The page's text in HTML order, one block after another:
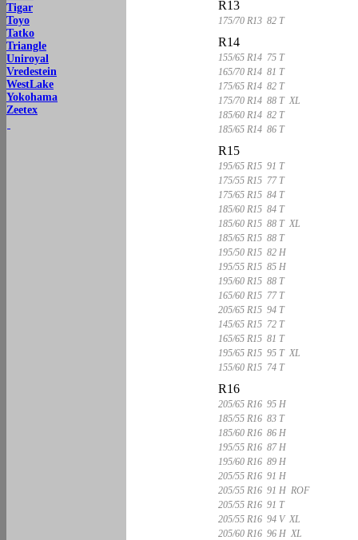
Tigar
Toyo
Tatko
Triangle
Uniroyal
Vredestein
WestLake
Yokohama
Zeetex
R13
175/70 R13 82 T
R14
155/65 R14 75 T
165/70 R14 81 T
175/65 R14 82 T
175/70 R14 88 T XL
185/60 R14 82 T
185/65 R14 86 T
R15
195/65 R15 91 T
175/55 R15 77 T
175/65 R15 84 T
185/60 R15 84 T
185/60 R15 88 T XL
185/65 R15 88 T
195/50 R15 82 H
195/55 R15 85 H
195/60 R15 88 T
165/60 R15 77 T
205/65 R15 94 T
145/65 R15 72 T
165/65 R15 81 T
195/65 R15 95 T XL
155/60 R15 74 T
R16
205/65 R16 95 H
185/55 R16 83 T
185/60 R16 86 H
195/55 R16 87 H
195/60 R16 89 H
205/55 R16 91 H
205/55 R16 91 H ROF
205/55 R16 91 T
205/55 R16 94 V XL
205/60 R16 96 H XL